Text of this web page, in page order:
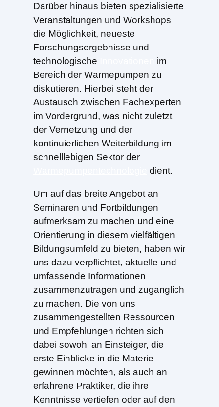
Darüber hinaus bieten spezialisierte
Veranstaltungen und Workshops
die Möglichkeit, neueste
Forschungsergebnisse und
technologische
im
Bereich der Wärmepumpen zu
diskutieren. Hierbei steht der
Austausch zwischen Fachexperten
im Vordergrund, was nicht zuletzt
der Vernetzung und der
kontinuierlichen Weiterbildung im
schnelllebigen Sektor der
dient.
Um auf das breite Angebot an
Seminaren und Fortbildungen
aufmerksam zu machen und eine
Orientierung in diesem vielfältigen
Bildungsumfeld zu bieten, haben wir
uns dazu verpflichtet, aktuelle und
umfassende Informationen
zusammenzutragen und zugänglich
zu machen. Die von uns
zusammengestellten Ressourcen
und Empfehlungen richten sich
dabei sowohl an Einsteiger, die
erste Einblicke in die Materie
gewinnen möchten, als auch an
erfahrene Praktiker, die ihre
Kenntnisse vertiefen oder auf den